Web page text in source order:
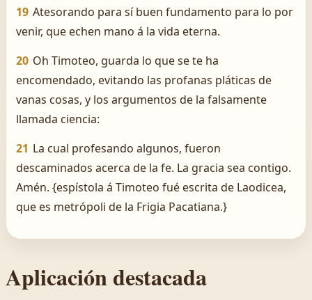
19 Atesorando para sí buen fundamento para lo por
venir, que echen mano á la vida eterna.
20 Oh Timoteo, guarda lo que se te ha
encomendado, evitando las profanas pláticas de
vanas cosas, y los argumentos de la falsamente
llamada ciencia:
21 La cual profesando algunos, fueron
descaminados acerca de la fe. La gracia sea contigo.
Amén. {espístola á Timoteo fué escrita de Laodicea,
que es metrópoli de la Frigia Pacatiana.}
Aplicación destacada